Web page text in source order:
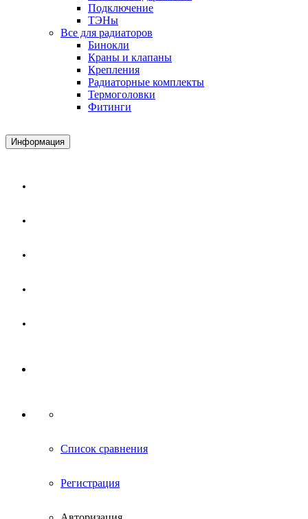
Подключение
ТЭНы
Все для радиаторов
Бинокли
Краны и клапаны
Крепления
Радиаторные комплекты
Термоголовки
Фитинги
Информация
Список сравнения
Регистрация